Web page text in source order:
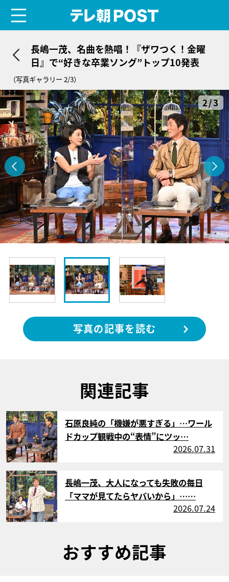
長嶋一茂、名曲を熱唱！『ザワつく！金曜
日』で“好きな卒業ソング”トップ10発表
（写真ギャラリー 2/3）
2/3
写真の記事を読む
関連記事
サムネイル
石原良純の「機嫌が悪すぎる」…ワール
ドカップ観戦中の“表情”にツッ…
2026.07.31
サムネイル
長嶋一茂、大人になっても失敗の毎日
「ママが見てたらヤバいから」……
2026.07.24
おすすめ記事